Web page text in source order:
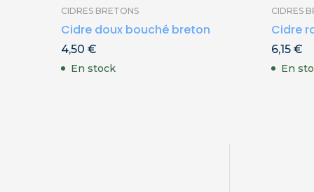
CIDRES BRETONS
Cidre doux bouché breton
4,50 €
En stock
CIDRES
Cidre
6,15 €
En